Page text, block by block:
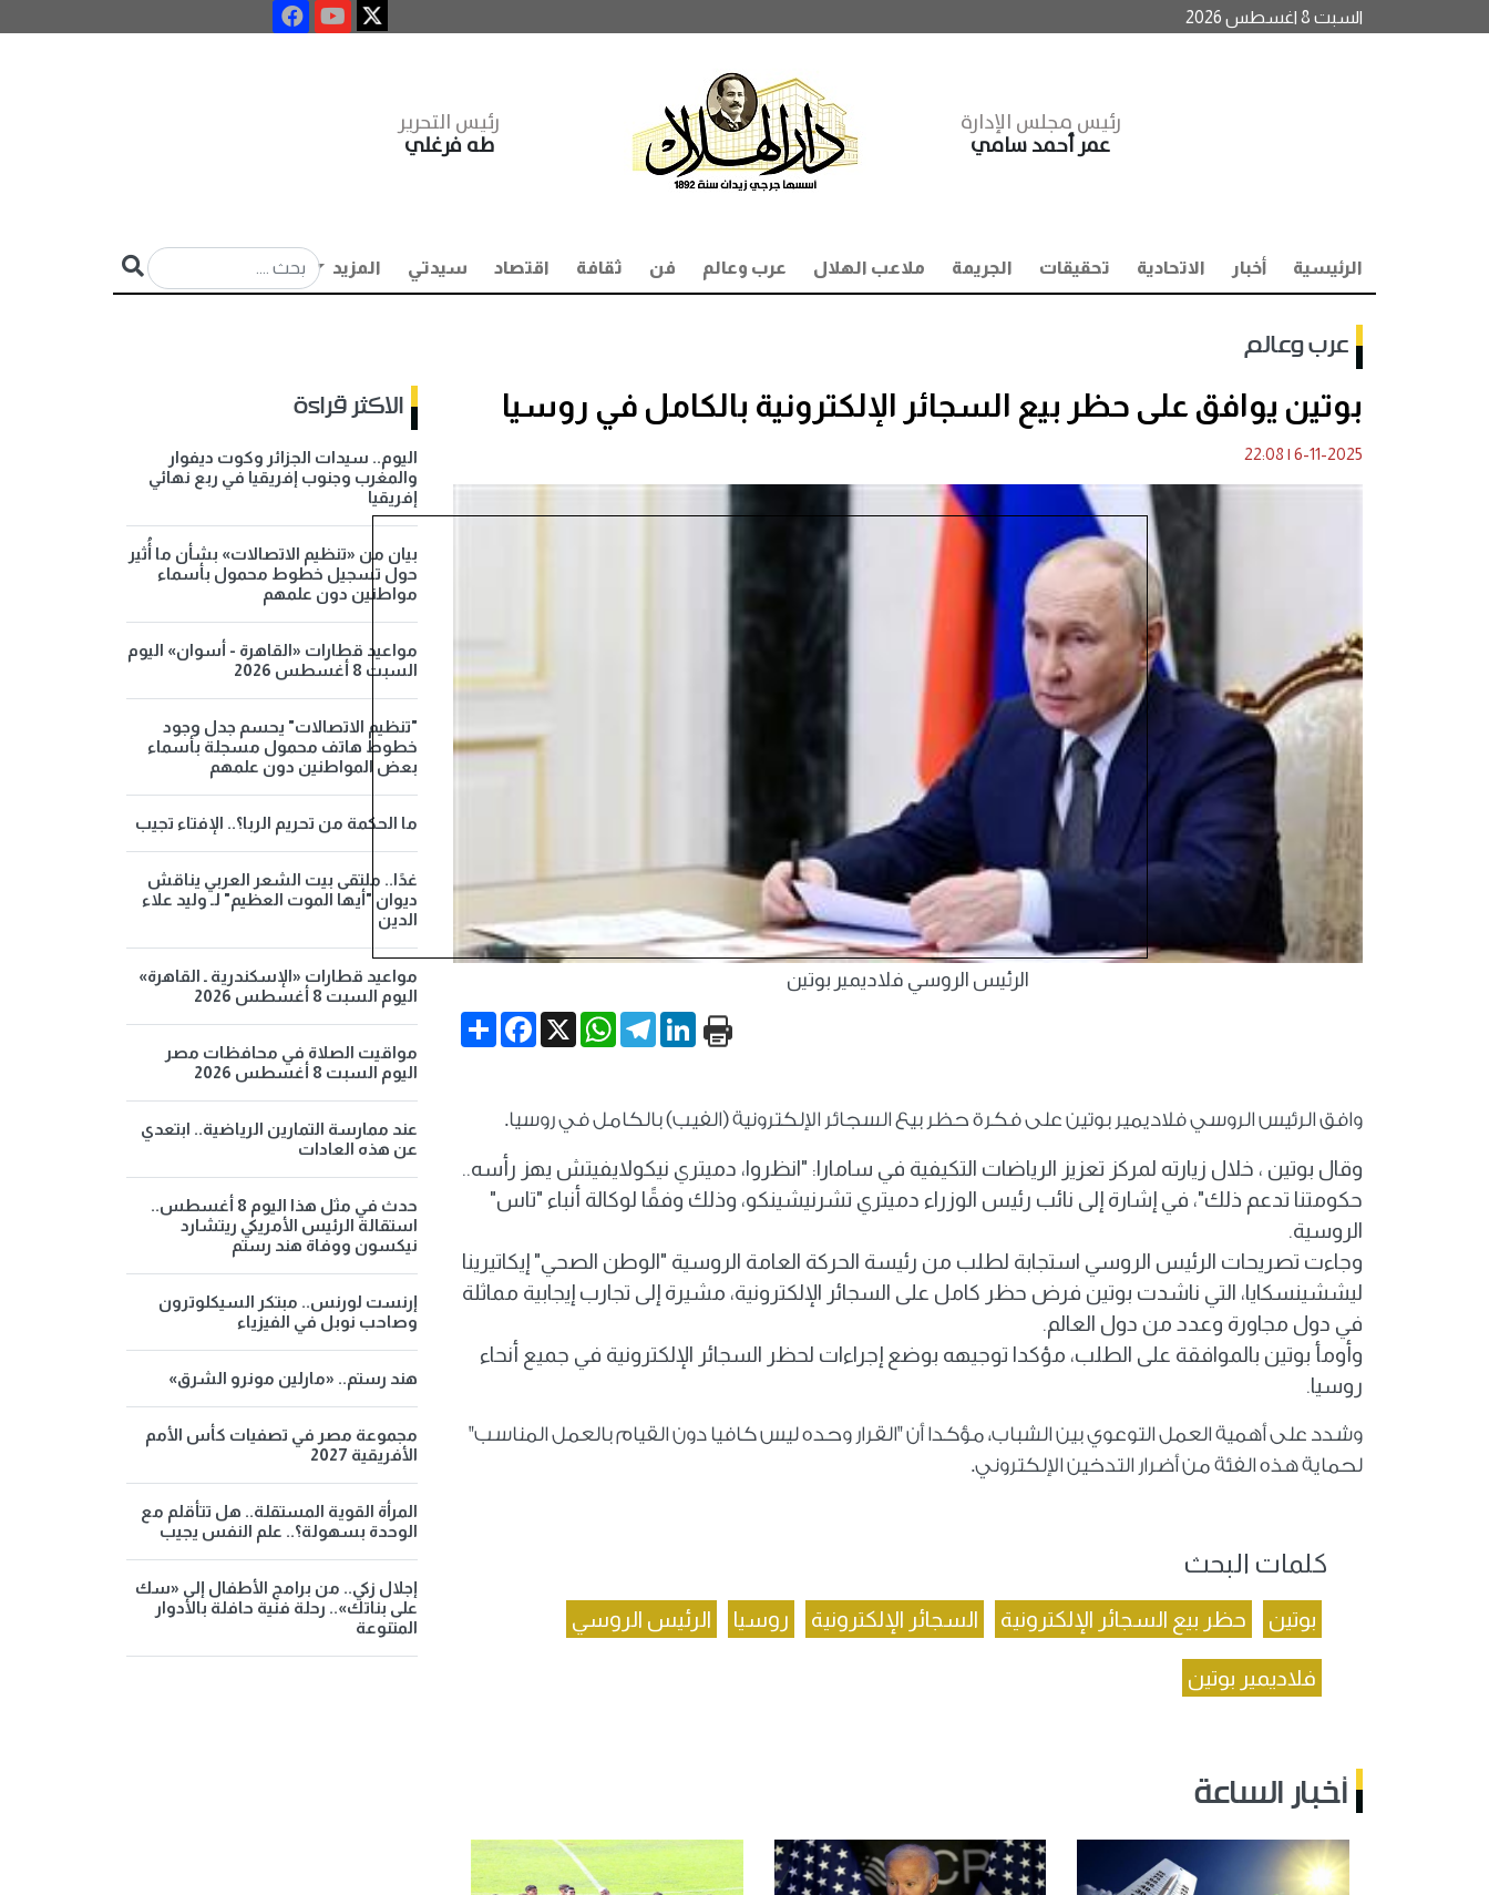
السبت 8 اغسطس 2026
رئيس مجلس الإدارة
عمر أحمد سامي
رئيس التحرير
طه فرغلي
الرئيسية أخبار الاتحادية تحقيقات الجريمة ملاعب الهلال عرب وعالم فن ثقافة اقتصاد سيدتي المزيد
عرب وعالم
بوتين يوافق على حظر بيع السجائر الإلكترونية بالكامل في روسيا
6-11-2025
|
22:08
الرئيس الروسي فلاديمير بوتين
Share
Facebook X
WhatsApp
TelegramLinkedIn
وافق الرئيس الروسي فلاديمير بوتين على فكرة حظر بيع السجائر الإلكترونية (الفيب) بالكامل في روسيا.
وقال بوتين ، خلال زيارته لمركز تعزيز الرياضات التكيفية في سامارا: "انظروا، دميتري نيكولايفيتش يهز رأسه..
حكومتنا تدعم ذلك"، في إشارة إلى نائب رئيس الوزراء دميتري تشرنيشينكو، وذلك وفقًا لوكالة أنباء "تاس"
الروسية.
وجاءت تصريحات الرئيس الروسي استجابة لطلب من رئيسة الحركة العامة الروسية "الوطن الصحي" إيكاتيرينا
ليششينسكايا، التي ناشدت بوتين فرض حظر كامل على السجائر الإلكترونية، مشيرة إلى تجارب إيجابية مماثلة
في دول مجاورة وعدد من دول العالم.
وأومأ بوتين بالموافقة على الطلب، مؤكدا توجيهه بوضع إجراءات لحظر السجائر الإلكترونية في جميع أنحاء
روسيا.
وشدد على أهمية العمل التوعوي بين الشباب، مؤكدا أن "القرار وحده ليس كافيا دون القيام بالعمل المناسب"
لحماية هذه الفئة من أضرار التدخين الإلكتروني.
كلمات البحث
بوتين حظر بيع السجائر الإلكترونية السجائر الإلكترونية روسيا الرئيس الروسي
فلاديمير بوتين
أخبار الساعة
الاكثر قراءة
اليوم.. سيدات الجزائر وكوت ديفوار
والمغرب وجنوب إفريقيا في ربع نهائي
إفريقيا
بيان من «تنظيم الاتصالات» بشأن ما أُثير
حول تسجيل خطوط محمول بأسماء
مواطنين دون علمهم
مواعيد قطارات «القاهرة - أسوان» اليوم
السبت 8 أغسطس 2026
"تنظيم الاتصالات" يحسم جدل وجود
خطوط هاتف محمول مسجلة بأسماء
بعض المواطنين دون علمهم
ما الحكمة من تحريم الربا؟.. الإفتاء تجيب
غدًا.. ملتقى بيت الشعر العربي يناقش
ديوان "أيها الموت العظيم" لـ وليد علاء
الدين
مواعيد قطارات «الإسكندرية ـ القاهرة»
اليوم السبت 8 أغسطس 2026
مواقيت الصلاة في محافظات مصر
اليوم السبت 8 أغسطس 2026
عند ممارسة التمارين الرياضية.. ابتعدي
عن هذه العادات
حدث في مثل هذا اليوم 8 أغسطس..
استقالة الرئيس الأمريكي ريتشارد
نيكسون ووفاة هند رستم
إرنست لورنس.. مبتكر السيكلوترون
وصاحب نوبل في الفيزياء
هند رستم.. «مارلين مونرو الشرق»
مجموعة مصر في تصفيات كأس الأمم
الأفريقية 2027
المرأة القوية المستقلة.. هل تتأقلم مع
الوحدة بسهولة؟.. علم النفس يجيب
إجلال زكي.. من برامج الأطفال إلى «سك
على بناتك».. رحلة فنية حافلة بالأدوار
المتنوعة